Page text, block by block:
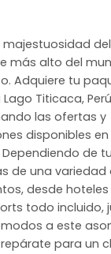
majestuosidad
más alto del
Adquiere tu
Titicaca,
las ofertas y
disponibles
de
de una variedad
desde hoteles
todo incluido,
a este
para un